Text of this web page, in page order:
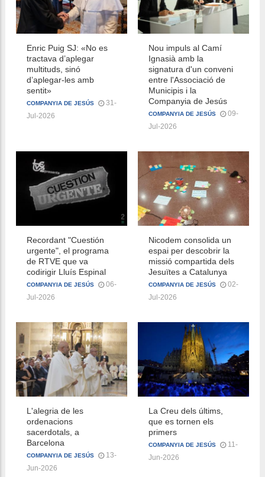
Enric Puig SJ: «No es
tractava d’aplegar
multituds, sinó
d’aplegar-les amb
sentit»
COMPANYIA DE JESÚS
31-
Jul-2026
Nou impuls al Camí
Ignasià amb la
signatura d'un conveni
entre l'Associació de
Municipis i la
Companyia de Jesús
COMPANYIA DE JESÚS
09-
Jul-2026
Recordant "Cuestión
urgente", el programa
de RTVE que va
codirigir Lluís Espinal
COMPANYIA DE JESÚS
06-
Jul-2026
Nicodem consolida un
espai per descobrir la
missió compartida dels
Jesuïtes a Catalunya
COMPANYIA DE JESÚS
02-
Jul-2026
L'alegria de les
ordenacions
sacerdotals, a
Barcelona
COMPANYIA DE JESÚS
13-
Jun-2026
La Creu dels últims,
que es tornen els
primers
COMPANYIA DE JESÚS
11-
Jun-2026